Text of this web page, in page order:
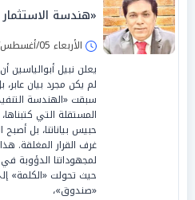
«هندسة
بالوطن» و«سيادة
الأربعاء 05/أغسطس/2026 - 04:19 ص
لم يكن مجرد بيان
سبقت «الهندسة
المستقلة التي
حبيس بياناتنا، بل
غرف القرار المغلقة.
لمجهوداتنا الدؤوبة
حيث تحولت «الكلمة»
«صندوق»،